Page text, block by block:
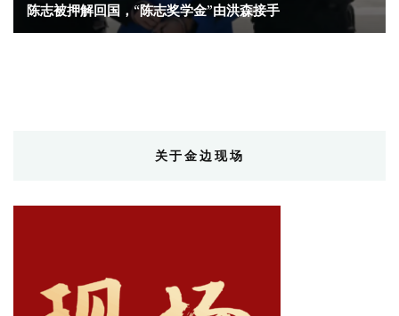
陈志被押解回国，“陈志奖学金”由洪森接手
关于金边现场